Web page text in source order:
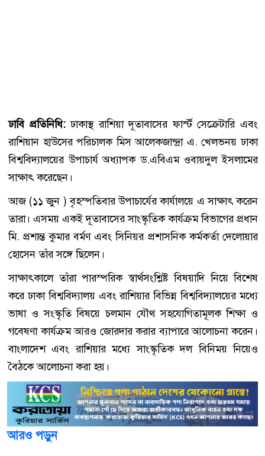
ঢাবি প্রতিনিধি:ঢাকাস্থ রাশিয়া দূতাবাসের ফার্স্ট সেক্রেটারি এবং
রাশিয়ান হাউসের পরিচালক মিস আলেকজান্দ্রা এ. খেলভনয় ঢাকা
বিশ্ববিদ্যালয়ের উপাচার্য অধ্যাপক ড.এবিএম ওবায়দুল ইসলামের
সাক্ষাৎ করেছেন।
আজ (১১ জুন ) বৃহস্পতিবার উপাচার্যের কার্যালয়ে এ সাক্ষাৎ করেন
তারা। এসময় একই দূতাবাসের সাংস্কৃতিক কার্যক্রম বিভাগের প্রধান
মি. প্রশান্ত কুমার বর্মণ এবং সিনিয়র প্রশাসনিক কর্মকর্তা দেলোয়ার
হোসেন তাঁর সঙ্গে ছিলেন।
সাক্ষাৎকালে তাঁরা পারস্পরিক স্বার্থসংশ্লিষ্ট বিষয়াদি নিয়ে বিশেষ
করে ঢাকা বিশ্ববিদ্যালয় এবং রাশিয়ার বিভিন্ন বিশ্ববিদ্যালয়ের মধ্যে
ভাষা ও সংস্কৃতি বিষয়ে চলমান যৌথ সহযোগিতামূলক শিক্ষা ও
গবেষণা কার্যক্রম আরও জোরদার করার ব্যাপারে আলোচনা করেন।
বাংলাদেশ এবং রাশিয়ার মধ্যে সাংস্কৃতিক দল বিনিময় নিয়েও
বৈঠকে আলোচনা করা হয়।
আরও পড়ুন